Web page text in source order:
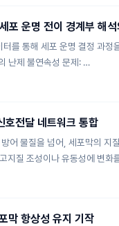
포 운명 전이 경계부 해석
를 통해 세포 운명 결정 과
난제 불연속성 문제: …
호전달 네트워크 통합
어 물질을 넘어, 세포막의
지질 조성이나 유동성에 변화
막 항상성 유지 기작